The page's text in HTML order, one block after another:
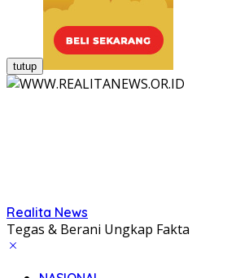
tutup
Realita News
Tegas & Berani Ungkap Fakta